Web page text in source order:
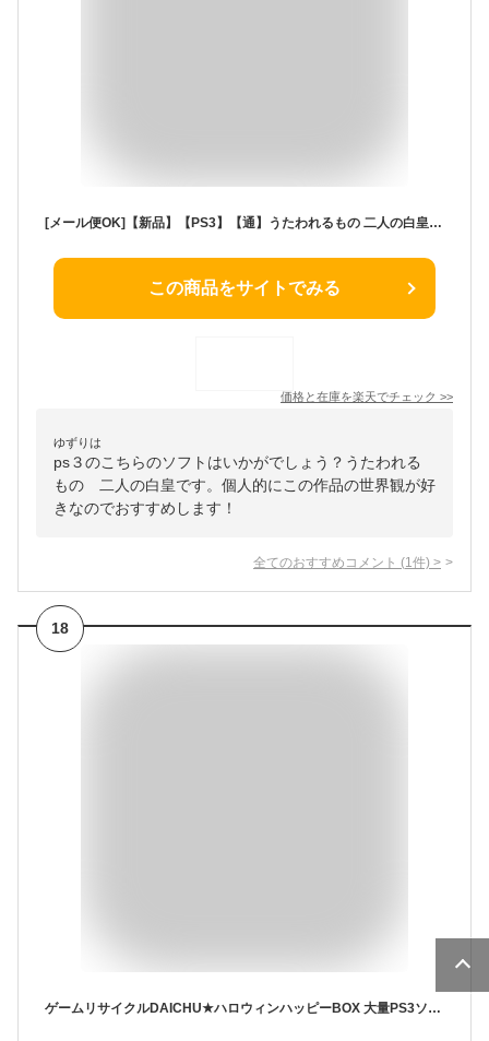
[メール便OK]【新品】【PS3】【通】うたわれるもの 二人の白皇 通常版[お取寄せ品]
この商品をサイトでみる
価格と在庫を楽天でチェック >>
ゆずりは
ps３のこちらのソフトはいかがでしょう？うたわれる
もの 二人の白皇です。個人的にこの作品の世界観が好
きなのでおすすめします！
全てのおすすめコメント (1 件) >
18
ゲームリサイクルDAICHU★ハロウィンハッピーBOX 大量PS3ソフト 10本 詰め合わせ 福袋 オリパ ★同一タイトルなし！同一ジャンル偏りなし！早い者勝ち！